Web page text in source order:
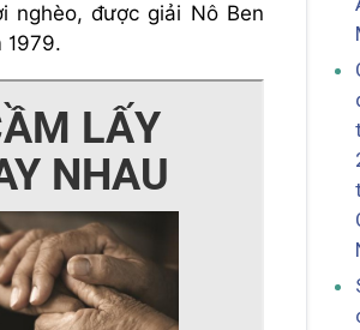
nghèo, được giải Nô Ben
1979.